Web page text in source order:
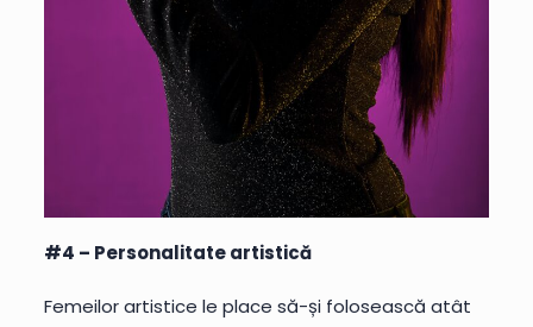
#4 – Personalitate artistică
Femeilor artistice le place să-și folosească atât